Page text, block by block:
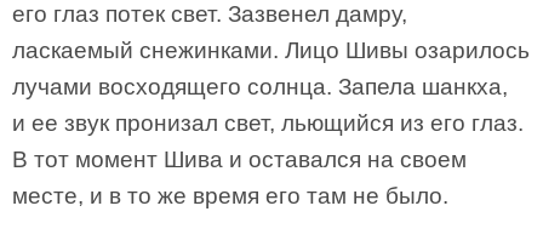
его глаз потек свет. Зазвенел дамру,
ласкаемый снежинками. Лицо Шивы озарилось
лучами восходящего солнца. Запела шанкха,
и ее звук пронизал свет, льющийся из его глаз.
В тот момент Шива и оставался на своем
месте, и в то же время его там не было.